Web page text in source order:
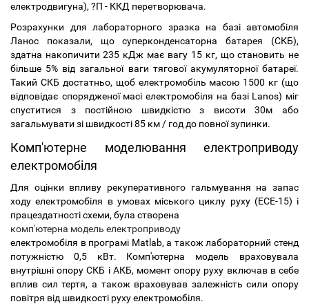
електродвигуна), ?П - ККД перетворювача.
Розрахунки для лабораторного зразка на базі автомобіля
Ланос показали, що суперконденсаторна батарея (СКБ),
здатна накопичити 235 кДж має вагу 15 кг, що становить не
більше 5% від загальної ваги тягової акумуляторної батареї.
Такий СКБ достатньо, щоб електромобіль масою 1500 кг (що
відповідає спорядженої масі електромобіля на базі Lanos) міг
спуститися з постійною швидкістю з висоти 30м або
загальмувати зі швидкості 85 км / год до повної зупинки.
Комп'ютерне моделювання електроприводу
електромобіля
Для оцінки впливу рекуперативного гальмування на запас
ходу електромобіля в умовах міського циклу руху (ECE-15) і
працездатності схеми, була створена
комп'ютерна модель електроприводу
електромобіля в програмі Matlab, а також лабораторний стенд
потужністю 0,5 кВт. Комп'ютерна модель враховувала
внутрішні опору СКБ і АКБ, момент опору руху включав в себе
вплив сил тертя, а також враховував залежність сили опору
повітря від швидкості руху електромобіля.